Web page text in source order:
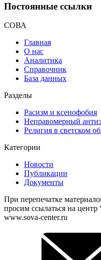
Постоянные ссылки
СОВА
Главная
О нас
Аналитика
Справочник
База данных
Разделы
Расизм и ксенофобия
Неправомерный
Религия в светском
Категории
Новости
Публикации
Документы
При перепечатке
просим ссылаться на
www.sova-center.ru